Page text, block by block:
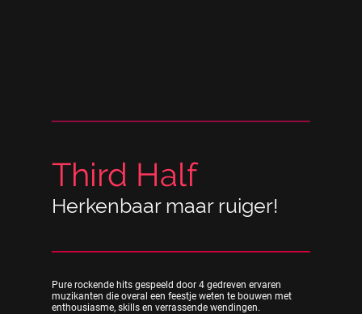
Third Half
Herkenbaar maar ruiger!
Pure rockende hits gespeeld door 4 gedreven ervaren
muzikanten die overal een feestje weten te bouwen met
enthousiasme, skills en verrassende wendingen.